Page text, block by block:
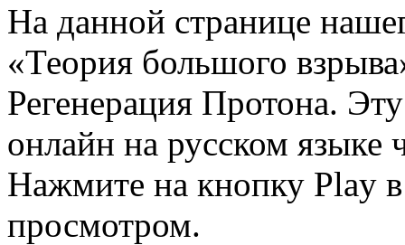
На данной странице
«Теория большого
Регенерация Протона.
онлайн на русском языке
Нажмите на кнопку Play
просмотром.